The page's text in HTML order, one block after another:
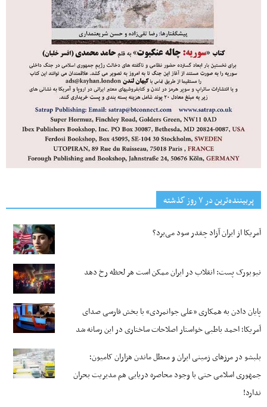
پربیننده‌ترین‌ در ۷ روز گذشته
آمریکا از ایران آزاد چقدر سود می‌برد؟
نیویورک پست: انقلاب در ایران ممکن است هر لحظه رخ دهد
پایان دادن به همکاری «علی جوانمردی» با بخش فارسی صدای
آمریکا؛ احمد باطبی خواستار اصلاحات ساختاری در این رسانه شد
بلبشو در مرزهای زمینی ایران و معطل ماندن هزاران کامیون؛
جمهوری اسلامی حتی با وجود محاصره دریایی هم مدیریت بحران
ندارد!